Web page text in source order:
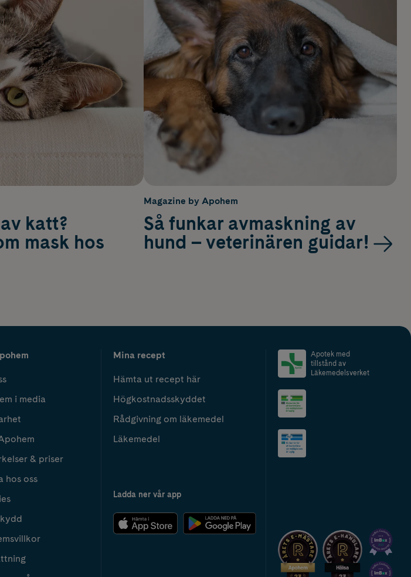
katt?
mask hos
Magazine by Apohem
Så funkar avmaskning av
hund – veterinären guidar!
i media
& priser
hos oss
Mina recept
Hämta ut recept här
Högkostnadsskyddet
Rådgivning om läkemedel
Läkemedel
Ladda ner vår app
Apotek med
tillstånd av
Läkemedelsverket